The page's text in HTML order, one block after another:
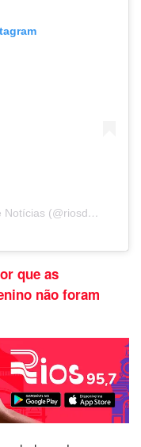
Um post compartilhado por Rios de Notícias (@riosdenoticias)
que as
não foram